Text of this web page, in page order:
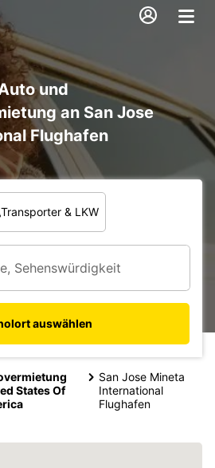
und
an San Jose
Flughafen
Transporter & LKW
auswählen
States Of
San Jose Mineta
International
Flughafen